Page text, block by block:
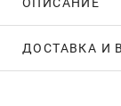
ДОСТАВКА И